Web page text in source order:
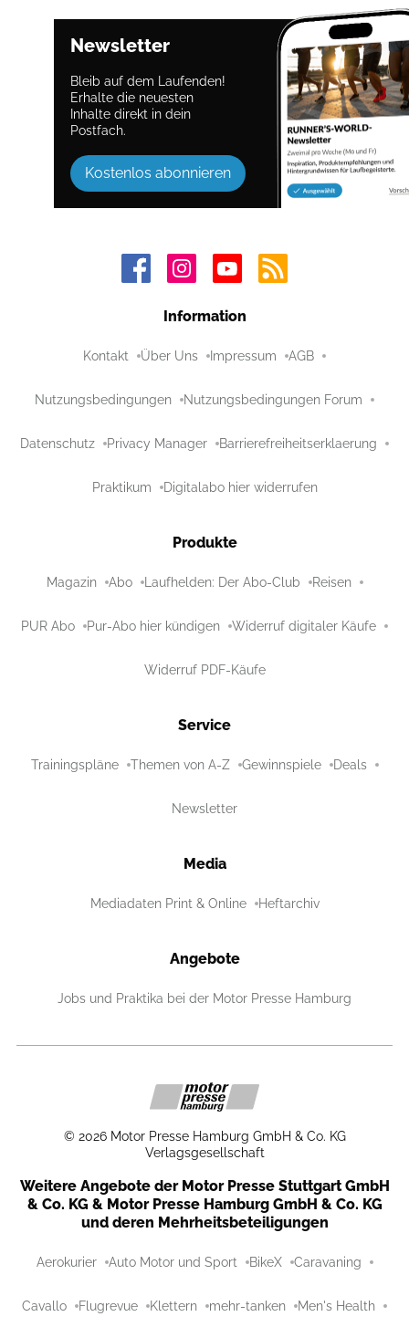
Newsletter
Bleib auf dem Laufenden!
Erhalte die neuesten
Inhalte direkt in dein
Postfach.
Kostenlos abonnieren
Information
Kontakt Über Uns Impressum AGB
Nutzungsbedingungen Nutzungsbedingungen Forum
Datenschutz Privacy Manager Barrierefreiheitserklaerung
Praktikum Digitalabo hier widerrufen
Produkte
Magazin Abo Laufhelden: Der Abo-Club Reisen
PUR Abo Pur-Abo hier kündigen Widerruf digitaler Käufe
Widerruf PDF-Käufe
Service
Trainingspläne Themen von A-Z Gewinnspiele Deals
Newsletter
Media
Mediadaten Print & Online Heftarchiv
Angebote
Jobs und Praktika bei der Motor Presse Hamburg
© 2026 Motor Presse Hamburg GmbH & Co. KG
Verlagsgesellschaft
Weitere Angebote der Motor Presse Stuttgart GmbH
& Co. KG & Motor Presse Hamburg GmbH & Co. KG
und deren Mehrheitsbeteiligungen
Aerokurier Auto Motor und Sport BikeX Caravaning
Cavallo Flugrevue Klettern mehr-tanken Men's Health